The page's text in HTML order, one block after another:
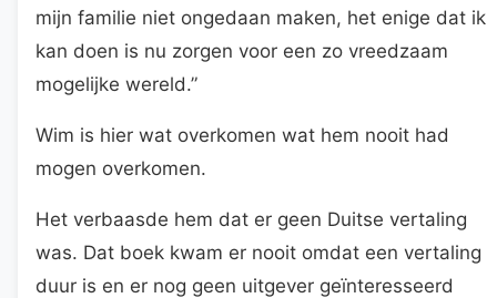
mijn familie niet ongedaan maken, het enige dat ik
kan doen is nu zorgen voor een zo vreedzaam
mogelijke wereld.”
Wim is hier wat overkomen wat hem nooit had
mogen overkomen.
Het verbaasde hem dat er geen Duitse vertaling
was. Dat boek kwam er nooit omdat een vertaling
duur is en er nog geen uitgever geïnteresseerd